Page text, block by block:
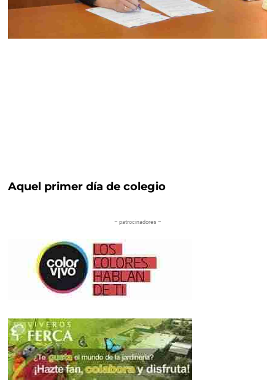
Aquel primer día de colegio
– patrocinadores –